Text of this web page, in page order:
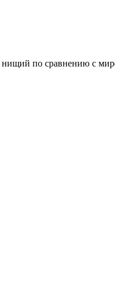
по сравнению с